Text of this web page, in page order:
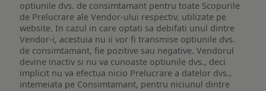
optiunile dvs. de consimtamant pentru toate Scopurile
de Prelucrare ale Vendor-ului respectiv, utilizate pe
website. In cazul in care optati sa debifati unul dintre
Vendor-i, acestuia nu ii vor fi transmise optiunile dvs.
de consimtamant, fie pozitive sau negative. Vendorul
devine inactiv si nu va cunoaste optiunile dvs., deci
implicit nu va efectua nicio Prelucrare a datelor dvs.,
intemeiata pe Consimtamant, pentru niciunul dintre